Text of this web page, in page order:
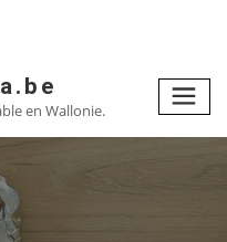
en Wallonie.